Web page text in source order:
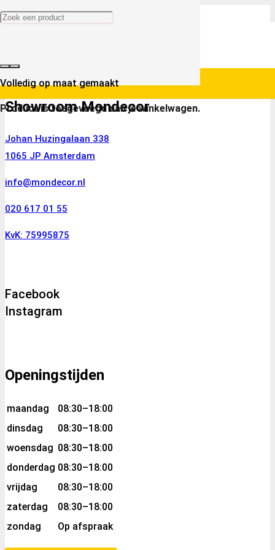
Productis toegevoegd aan je winkelwagen.
Volledig op maat gemaakt
Showroom Mondecor
Johan Huzingalaan 338
1065 JP Amsterdam
info@mondecor.nl
020 617 01 55
KvK: 75995875
Facebook
Instagram
Openingstijden
maandag
08:30–18:00
dinsdag
08:30–18:00
woensdag 08:30–18:00
donderdag 08:30–18:00
vrijdag
08:30–18:00
zaterdag
08:30–18:00
zondag
Op afspraak